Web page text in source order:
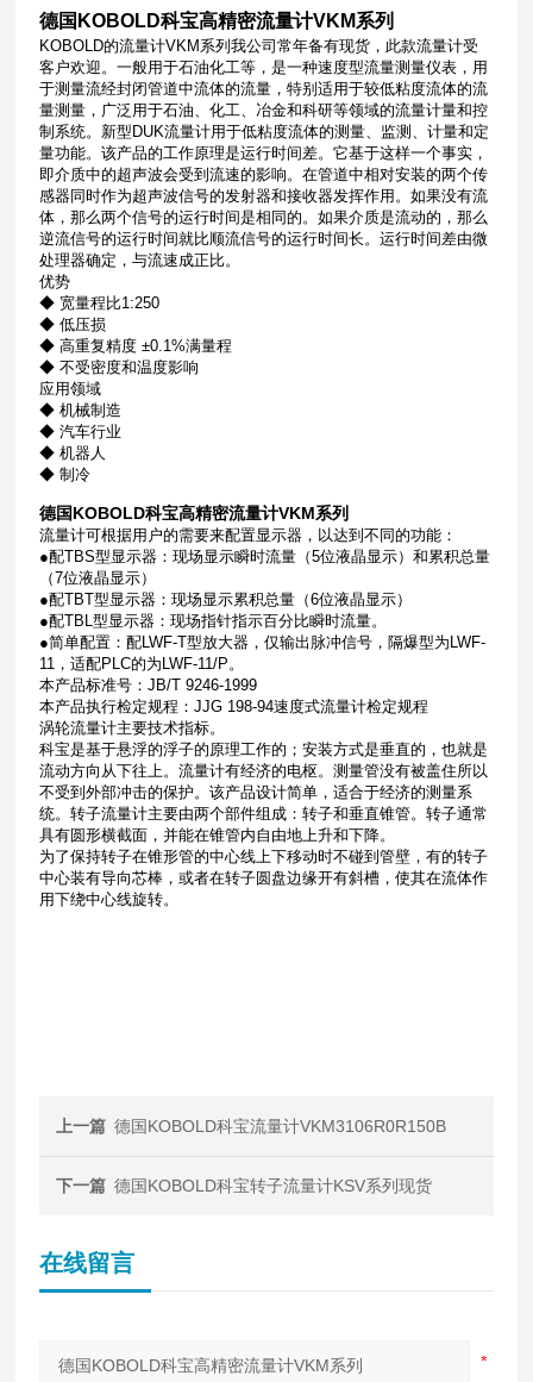
德国KOBOLD科宝高精密流量计VKM系列
KOBOLD的流量计VKM系列我公司常年备有现货，此款流量计受
客户欢迎。一般用于石油化工等，是一种速度型流量测量仪表，用
于测量流经封闭管道中流体的流量，特别适用于较低粘度流体的流
量测量，广泛用于石油、化工、冶金和科研等领域的流量计量和控
制系统。 新型DUK流量计用于低粘度流体的测量、监测、计量和定
量功能。该产品的工作原理是运行时间差。它基于这样一个事实，
即介质中的超声波会受到流速的影响。在管道中相对安装的两个传
感器同时作为超声波信号的发射器和接收器发挥作用。如果没有流
体，那么两个信号的运行时间是相同的。如果介质是流动的，那么
逆流信号的运行时间就比顺流信号的运行时间长。运行时间差由微
处理器确定，与流速成正比。
优势
◆ 宽量程比1:250
◆ 低压损
◆ 高重复精度 ±0.1%满量程
◆ 不受密度和温度影响
应用领域
◆ 机械制造
◆ 汽车行业
◆ 机器人
◆ 制冷
德国KOBOLD科宝高精密流量计VKM系列
流量计可根据用户的需要来配置显示器，以达到不同的功能：
●配TBS型显示器：现场显示瞬时流量（5位液晶显示）和累积总量
（7位液晶显示）
●配TBT型显示器：现场显示累积总量（6位液晶显示）
●配TBL型显示器：现场指针指示百分比瞬时流量。
●简单配置：配LWF-T型放大器，仅输出脉冲信号，隔爆型为LWF-
11，适配PLC的为LWF-11/P。
本产品标准号：JB/T 9246-1999
本产品执行检定规程：JJG 198-94速度式流量计检定规程
涡轮流量计主要技术指标。
科宝是基于悬浮的浮子的原理工作的；安装方式是垂直的，也就是
流动方向从下往上。流量计有经济的电枢。测量管没有被盖住所以
不受到外部冲击的保护。该产品设计简单，适合于经济的测量系
统。转子流量计主要由两个部件组成：转子和垂直锥管。转子通常
具有圆形横截面，并能在锥管内自由地上升和下降。
为了保持转子在锥形管的中心线上下移动时不碰到管壁，有的转子
中心装有导向芯棒，或者在转子圆盘边缘开有斜槽，使其在流体作
用下绕中心线旋转。
上一篇 德国KOBOLD科宝流量计VKM3106R0R150B
下一篇 德国KOBOLD科宝转子流量计KSV系列现货
在线留言